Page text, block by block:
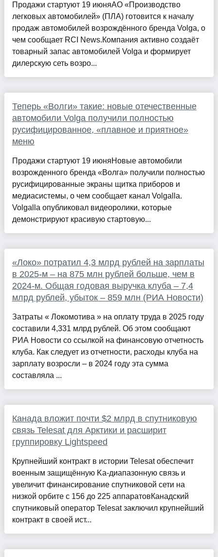
Продажи стартуют 19 июняАО «Производство
легковых автомобилей» (ПЛА) готовится к началу
продаж автомобилей возрождённого бренда Volga, о
чем сообщает RCI News.Компания активно создаёт
товарный запас автомобилей Volga и формирует
дилерскую сеть возро...
Теперь «Волги» такие: новые отечественные
автомобили Volga получили полностью
русифицированное, «плавное и приятное»
меню
Продажи стартуют 19 июняНовые автомобили
возрожденного бренда «Волга» получили полностью
русифицированные экраны щитка приборов и
медиасистемы, о чем сообщает канал Volgalla.
Volgalla опубликовал видеоролики, которые
демонстрируют красивую стартовую...
«Локо» потратил 4,3 млрд рублей на зарплаты
в 2025-м – на 875 млн рублей больше, чем в
2024-м. Общая годовая выручка клуба – 7,4
млрд рублей, убыток – 859 млн (РИА Новости)
Затраты « Локомотива » на оплату труда в 2025 году
составили 4,331 млрд рублей. Об этом сообщают
РИА Новости со ссылкой на финансовую отчетность
клуба. Как следует из отчетности, расходы клуба на
зарплату возросли – в 2024 году эта сумма
составляла ...
Канада вложит почти $2 млрд в спутниковую
связь Telesat для Арктики и расширит
группировку Lightspeed
Крупнейший контракт в истории Telesat обеспечит
военным защищённую Ka-диапазонную связь и
увеличит финансирование спутниковой сети на
низкой орбите с 156 до 225 аппаратовКанадский
спутниковый оператор Telesat заключил крупнейший
контракт в своей ист...